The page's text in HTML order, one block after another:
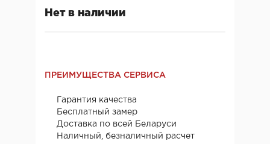
Нет в наличии
ПРЕИМУЩЕСТВА СЕРВИСА
Гарантия качества
Бесплатный замер
Доставка по всей Беларуси
Наличный, безналичный расчет